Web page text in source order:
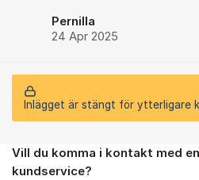
Pernilla
24 Apr 2025
Inlägget är stängt för ytterligare
Om forumet
Vill du komma i kontakt med
kundservice?